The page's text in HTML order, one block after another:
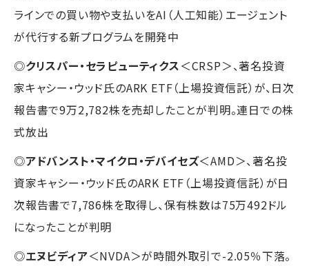
ラインでの買い物や支払いをAI（人工知能）エージェント
が代行する新プログラムを開発中
◎クリスパー・セラピューティクス＜CRSP＞、著名投資
家キャシー・ウッド氏のARK ETF（上場投資信託）が、日次
報告書で9万2,782株を売却したことが判明。連日での株
式放出
◎アドバンスト・マイクロ・デバイセズ＜AMD＞、著名投
資家キャシー・ウッド氏のARK ETF（上場投資信託）が日
次報告書で7,786株を取得し、保有株数は75万492ドル
になったことが判明
◎エヌビディア＜NVDA＞が時間外取引で-2.05％下落。